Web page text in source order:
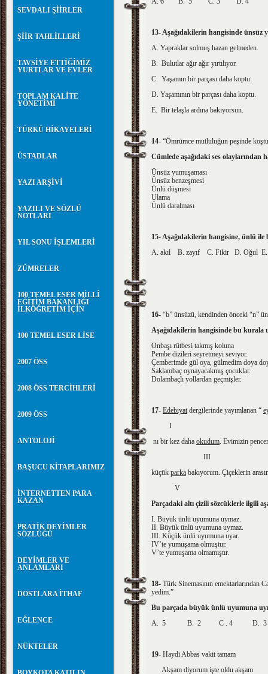
SEVDALI ŞİİRLER
ŞİİR TAHLİLLERİ
TAVSİYE ETTİĞİMİZ
YURTLAR VE EVLER
TOPLAM KALİTE
YÖNETİMİ
TÜRKÜ HİKAYELERİ
ÜSTADLAR
YAZI ARŞİVİ
YAZILI VE SÖZLÜ
NOTLARI
YIL SONU İŞLEMLERİ
ZÜMRELER
100 TEMEL ESER MİLLİ
EĞİTİM BAKANLIĞI
İLKÖĞRETİM İÇİN
100 TEMEL ESER LİSE
2007 ÖSS
2008 ÖSS TERCİHLERİ
2009 ÖSS
ANTOLOJİ
BAŞUCU KİTAPLARIMIZ
İNTERNETTEN PARA
KAZAN
PRATİK DEYİMLER
SÖZLÜĞÜ
DEYİMLER VE
ANLAMLARI
DOSTLARA İTHAF
EĞLENCE
NÜKTELER
13- Aşağıdakilerin hangisinde ünsüz
A. Yapraklar solmuş hazan gelmeden.
B. Bulutlar ağır ağır yırtılıyor.
C. Yaşamın bir parçası daha koptu.
D. Yaşamının bir parçası daha koptu.
E. Bir telaşla ardına bakıyorsun.
14- “Ömrümce mutluluğun peşinde
Cümlede aşağıdaki ses olaylarından
Ünsüz yumuşaması
Ünsüz benzeşmesi
Ünlü düşmesi
Ulama
Ünlü daralması
15- Aşağıdakilerin hangisine, ünlü
A. akıl B. zayıf C. Fikir D. Oğul E.
16- “b” ünsüzü, kendinden önceki “n”
Aşağıdakilerin hangisinde bu
Onbaşı rütbesi takmış koluna
Pembe dizileri seyretmeyi seviyor.
Çemberimde gül oya, gülmedim doya
Saklambaç oynayacakmış çocuklar.
Dolambaçlı yollardan geçmişler.
17- Edebiyatdergilerinde yayımlanan “
I
nı bir kez daha okudum. Evimizin
III
küçük parka bakıyorum. Çiçeklerin
V
Parçadaki altı çizili sözcüklerle ilgili
I. Büyük ünlü uyumuna uymaz.
II. Büyük ünlü uyumuna uymaz.
III. Küçük ünlü uyumuna uyar.
IV’te yumuşama olmuştur.
V’te yumuşama olmamıştır.
18- Türk Sinemasının emektarlarından
yedim.”
Bu parçada büyük ünlü uyumuna
A. 5 B. 2 C . 4 D.
19- Haydi Abbas vakit tamam
Akşam diyorum işte oldu akşam